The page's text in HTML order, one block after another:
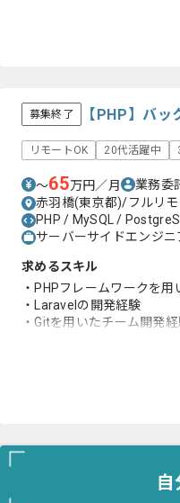
募集終了 【PHP】バ
リモートOK 20代活躍中
〜65万円／月 業務委
赤羽橋(東京都)/フルリモ
PHP / MySQL /
サーバーサイドエンジニ
求めるスキル
・PHPフレームワークを
・Laravelの開発経験
・Gitを用いたチーム開発
自